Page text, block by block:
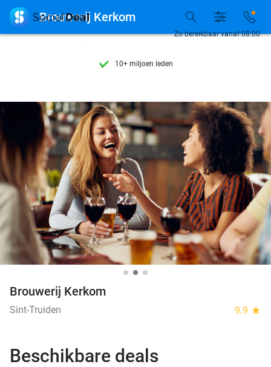
7 dagen per week beschikbaar
7 dagen per week beschikbaar
10+ miljoen leden
Zo bereikbaar vanaf 08:00
 Brouwerij Kerkom
Brouwerij Kerkom
Sint-Truiden 9.9 star
Beschikbare deals